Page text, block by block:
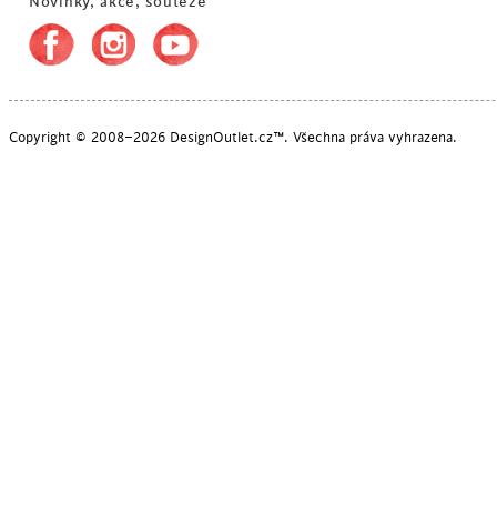
Copyright © 2008–2026 DesignOutlet.cz™. Všechna práva vyhrazena.